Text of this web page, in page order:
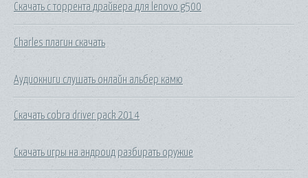
Скачать с торрента драйвера для lenovo g500
Charles плагин скачать
Аудиокниги слушать онлайн альбер камю
Скачать cobra driver pack 2014
Скачать игры на андроид разбирать оружие